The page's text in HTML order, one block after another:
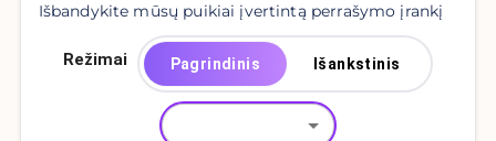
Išbandykite mūsų puikiai įvertintą perrašymo įrankį
Režimai Pagrindinis Išankstinis